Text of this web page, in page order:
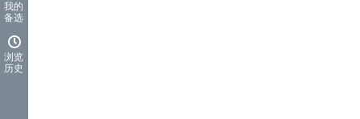
我的
备选
浏览
历史